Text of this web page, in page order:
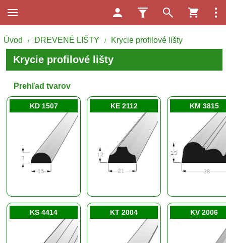
Úvod / DREVENÉ LIŠTY / Krycie profilové lišty
Krycie profilové lišty
Prehľad tvarov
KD 1507 KE 2112 KM 3815
KS 4414 KT 2004 KV 2006